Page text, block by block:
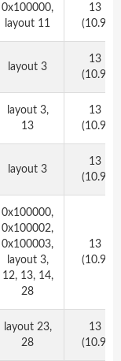
0x100000,
layout 11
13
(10.9)
layout 3
13
(10.9)
layout 3,
13
13
(10.9)
layout 3
13
(10.9)
0x100000,
0x100002,
0x100003,
layout 3,
12, 13, 14,
28
13
(10.9)
layout 23,
28
13
(10.9)